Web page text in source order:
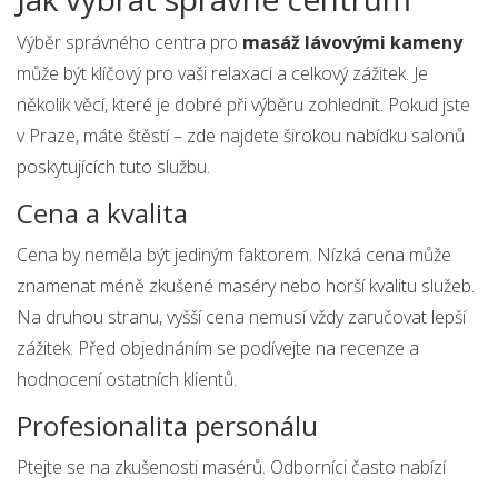
Výběr správného centra pro masáž lávovými kameny
může být klíčový pro vaši relaxaci a celkový zážitek. Je
několik věcí, které je dobré při výběru zohlednit. Pokud jste
v Praze, máte štěstí – zde najdete širokou nabídku salonů
poskytujících tuto službu.
Cena a kvalita
Cena by neměla být jediným faktorem. Nízká cena může
znamenat méně zkušené maséry nebo horší kvalitu služeb.
Na druhou stranu, vyšší cena nemusí vždy zaručovat lepší
zážitek. Před objednáním se podívejte na recenze a
hodnocení ostatních klientů.
Profesionalita personálu
Ptejte se na zkušenosti masérů. Odborníci často nabízí